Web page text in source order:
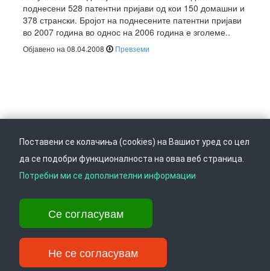
поднесени 528 патентни пријави од кои 150 домашни и
378 странски. Бројот на поднесените патентни пријави
во 2007 година во однос на 2006 година е зголеме..
Објавено на 08.04.2008 Превземи
Врати се горе Следете не на
Ул. Даме Груев 14, Катна гаража Беко на 1-виот кат, 1000 Скопје,
Тел: +389 2 3103 601 (641), Факс: +389 2 3137 149 |
info@ippo.gov.mk
Поставени се колачиња (cookies) на Вашиот уред со цел
да се подобри функционалноста на оваа веб страница.
Потребни ми се дополнителни информации
Се согласувам
Не се согласувам